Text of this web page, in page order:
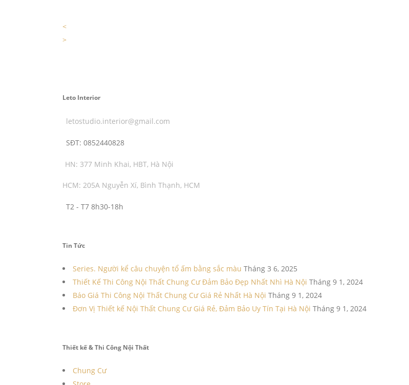
<
>
Leto Interior
letostudio.interior@gmail.com
SĐT: 0852440828
HN: 377 Minh Khai, HBT, Hà Nội
HCM: 205A Nguyễn Xí, Bình Thạnh, HCM
T2 - T7 8h30-18h
Tin Tức
Series. Người kể câu chuyện tổ ấm bằng sắc màu Tháng 3 6, 2025
Thiết Kế Thi Công Nội Thất Chung Cư Đảm Bảo Đẹp Nhất Nhì Hà Nội Tháng 9 1, 2024
Báo Giá Thi Công Nội Thất Chung Cư Giá Rẻ Nhất Hà Nội Tháng 9 1, 2024
Đơn Vị Thiết kế Nội Thất Chung Cư Giá Rẻ, Đảm Bảo Uy Tín Tại Hà Nội Tháng 9 1, 2024
Thiết kế & Thi Công Nội Thất
Chung Cư